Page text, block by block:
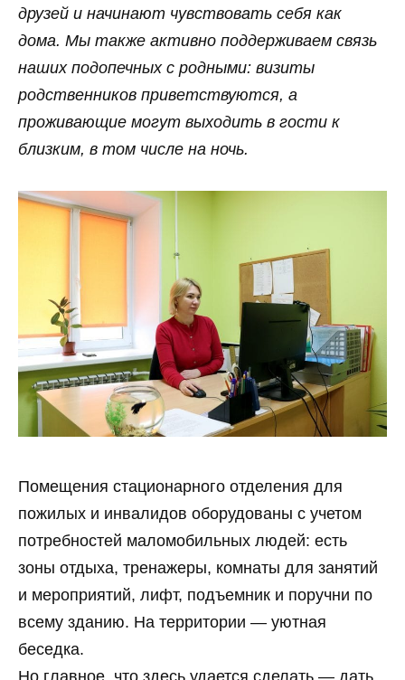
друзей и начинают чувствовать себя как
дома. Мы также активно поддерживаем связь
наших подопечных с родными: визиты
родственников приветствуются, а
проживающие могут выходить в гости к
близким, в том числе на ночь.
Помещения стационарного отделения для
пожилых и инвалидов оборудованы с учетом
потребностей маломобильных людей: есть
зоны отдыха, тренажеры, комнаты для занятий
и мероприятий, лифт, подъемник и поручни по
всему зданию. На территории — уютная
беседка.
Но главное, что здесь удается сделать — дать